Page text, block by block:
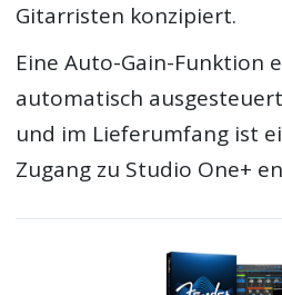
Gitarristen konzipiert.
Eine Auto-Gain-Funktion
automatisch
und im Lieferumfang ist
Zugang zu Studio One+